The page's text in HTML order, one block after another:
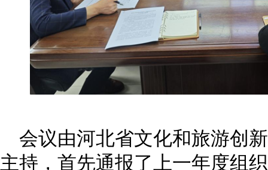
会议由河北省文化和旅游创
主持，首先通报了上一年度组